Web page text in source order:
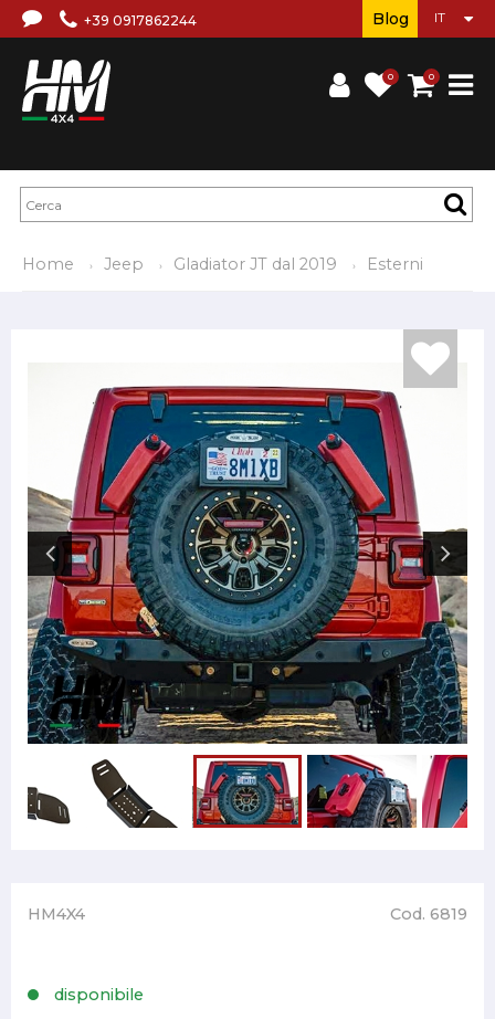
+39 0917862244
0 0
Blog
Home Jeep Gladiator JT dal 2019 Esterni
HM4X4 Cod. 6819
disponibile